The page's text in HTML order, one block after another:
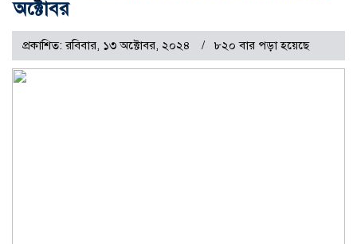
অক্টোবর
প্রকাশিত: রবিবার, ১৩ অক্টোবর, ২০২৪ ৮২০ বার পড়া হয়েছে